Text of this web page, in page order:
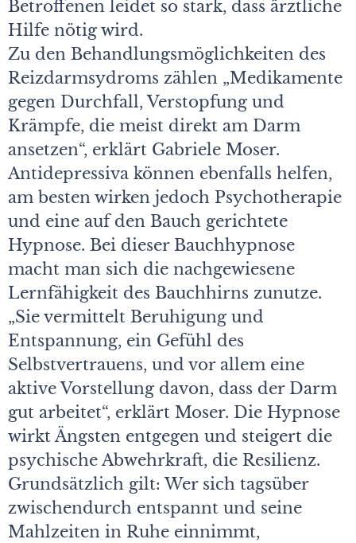
Betroffenen leidet so stark, dass ärztliche
Hilfe nötig wird.
Zu den Behandlungsmöglichkeiten des
Reizdarmsydroms zählen „Medikamente
gegen Durchfall, Verstopfung und
Krämpfe, die meist direkt am Darm
ansetzen“, erklärt Gabriele Moser.
Antidepressiva können ebenfalls helfen,
am besten wirken jedoch Psychotherapie
und eine auf den Bauch gerichtete
Hypnose. Bei dieser Bauchhypnose
macht man sich die nachgewiesene
Lernfähigkeit des Bauchhirns zunutze.
„Sie vermittelt Beruhigung und
Entspannung, ein Gefühl des
Selbstvertrauens, und vor allem eine
aktive Vorstellung davon, dass der Darm
gut arbeitet“, erklärt Moser. Die Hypnose
wirkt Ängsten entgegen und steigert die
psychische Abwehrkraft, die Resilienz.
Grundsätzlich gilt: Wer sich tagsüber
zwischendurch entspannt und seine
Mahlzeiten in Ruhe einnimmt,